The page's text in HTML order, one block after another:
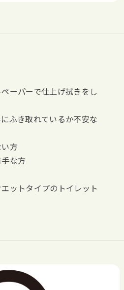
ーパーで仕上げ拭きをし
ふき取れているか不安な
方
な方
ットタイプのトイレット